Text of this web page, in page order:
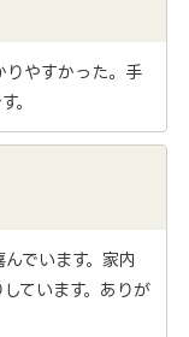
りやすかった。手
。
でいます。家内
ています。ありが